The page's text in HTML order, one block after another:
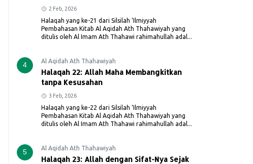
2 Feb, 2026
Halaqah yang ke-21 dari Silsilah ‘Ilmiyyah
Pembahasan Kitab Al Aqidah Ath Thahawiyah yang
ditulis oleh Al Imam Ath Thahawi rahimahullah adal...
4 Al Aqidah Ath Thahawiyah
Halaqah 22: Allah Maha Membangkitkan
tanpa Kesusahan
3 Feb, 2026
Halaqah yang ke-22 dari Silsilah ‘Ilmiyyah
Pembahasan Kitab Al Aqidah Ath Thahawiyah yang
ditulis oleh Al Imam Ath Thahawi rahimahullah adal...
5 Al Aqidah Ath Thahawiyah
Halaqah 23: Allah dengan Sifat-Nya Sejak